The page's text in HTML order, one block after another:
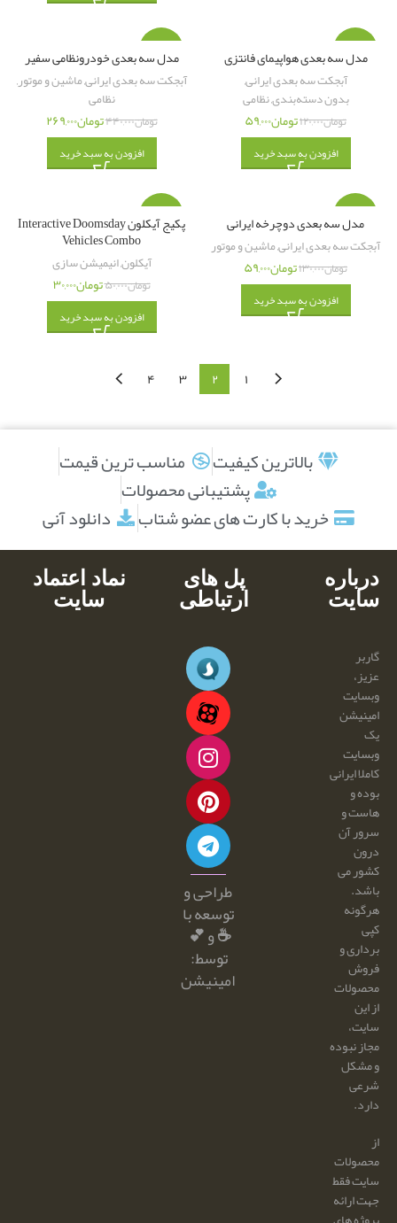
-۵۱%
مدل سه بعدی هواپیمای فانتزی
آبجکت سه بعدی ایرانی,
بدون دسته‌بندی,نظامی
تومان۱۲۰,۰۰۰تومان۵۹,۰۰۰
افزودن به سبد خرید
-۳۹%
مدل سه بعدی خودرونظامی سفیر
آبجکت سه بعدی ایرانی,ماشین و موتور,
نظامی
تومان۴۴۰,۰۰۰تومان۲۶۹,۰۰۰
افزودن به سبد خرید
-۵۵%
مدل سه بعدی دوچرخه ایرانی
آبجکت سه بعدی ایرانی,ماشین و موتور
تومان۱۳۰,۰۰۰تومان۵۹,۰۰۰
افزودن به سبد خرید
-۴۰% پکیج آیکلون Interactive Doomsday
Vehicles Combo
آیکلون,انیمیشن سازی
تومان۵۰,۰۰۰تومان۳۰,۰۰۰
افزودن به سبد خرید
۱ ۲ ۳ ۴
بالاترین کیفیت
مناسب ترین قیمت
پشتیبانی محصولات
خرید با کارت های عضو شتاب
دانلود آنی
درباره
سایت
پل های
ارتباطی
نماد اعتماد
سایت
گاربر
عزیز،
وبسایت
امینیشن
یک
وبسایت
کاملا ایرانی
بوده و
هاست و
سرور آن
درون
کشور می
باشد.
هرگونه
کپی
برداری و
فروش
محصولات
از این
سایت،
مجاز نبوده
و مشکل
شرعی
دارد.
از
محصولات
سایت فقط
جهت ارائه
طراحی و
توسعه با
☕ و 💕
توسط:
امینیشن